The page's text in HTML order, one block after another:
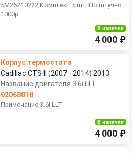
5M26210222,Комплект 5 шт, По штучно
1000р
В наличии
4 000 ₽
Корпус термостата
Cadillac CTS II (2007—2014) 2013
Название двигателя 3.6i LLT
92068018
Примечание:3.6i LLT
В наличии
4 000 ₽